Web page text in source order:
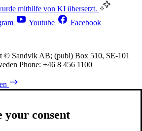
mithilfe von KI übersetzt.
Youtube Facebook
© Sandvik AB; (publ) Box 510, SE-101
Phone: +46 8 456 1100
your consent